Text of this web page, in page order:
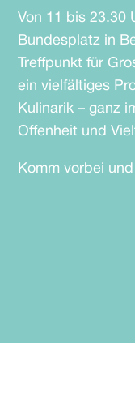
Von 11 bis 23.30
Bundesplatz in
Treffpunkt für
ein vielfältiges
Kulinarik – ganz
Offenheit und
Komm vorbei